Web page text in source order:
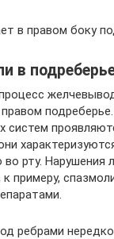
в правом боку
в
систем
рту. Нарушения
примеру,
ребрами